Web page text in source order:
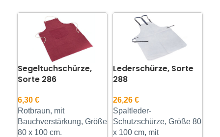
Segeltuchschürze,
Sorte 286
6,30 €
Rotbraun, mit
Bauchverstärkung, Größe
80 x 100 cm.
Lederschürze, Sorte
288
26,26 €
Spaltleder-
Schutzschürze, Größe 80
x 100 cm, mit